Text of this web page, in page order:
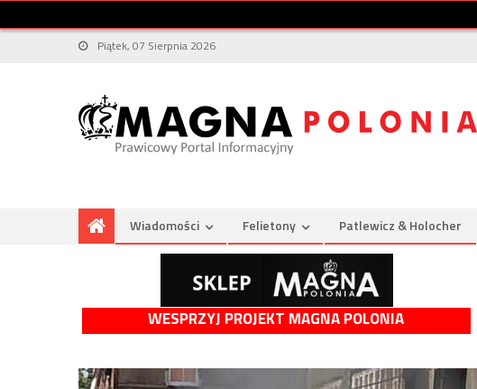
Piątek, 07 Sierpnia 2026
Wiadomości Felietony Patlewicz & Holocher
WESPRZYJ PROJEKT MAGNA POLONIA